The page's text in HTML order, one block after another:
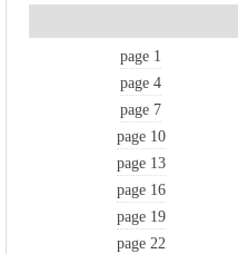
page 1
page 4
page 7
page 10
page 13
page 16
page 19
page 22